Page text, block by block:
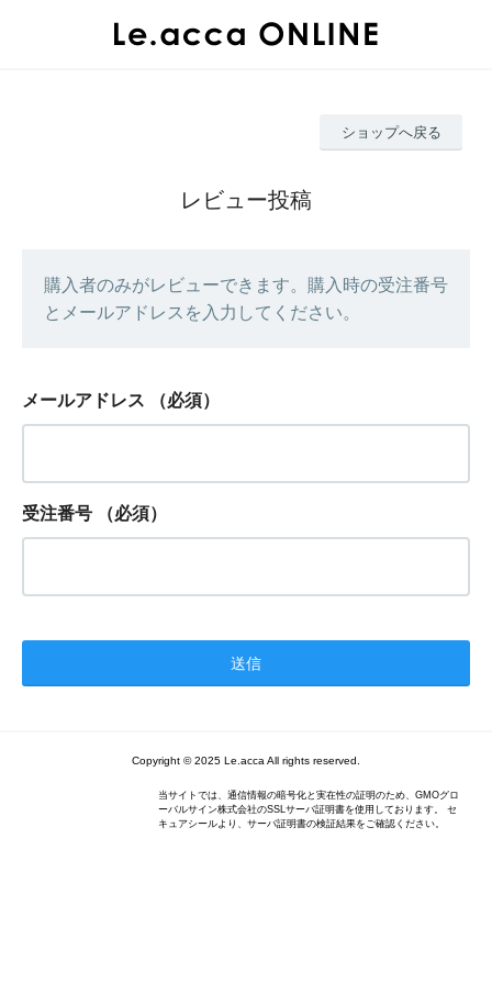
ショップへ戻る
レビュー投稿
購入者のみがレビューできます。購入時の受注番号
とメールアドレスを入力してください。
メールアドレス （必須）
受注番号 （必須）
Copyright © 2025 Le.acca All rights reserved.
当サイトでは、通信情報の暗号化と実在性の証明のため、GMOグロ
ーバルサイン株式会社のSSLサーバ証明書を使用しております。 セ
キュアシールより、サーバ証明書の検証結果をご確認ください。